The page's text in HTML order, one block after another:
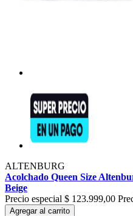
ALTENBURG
Acolchado Queen Size
Beige
Precio especial $ 123.999,00
Agregar al carrito